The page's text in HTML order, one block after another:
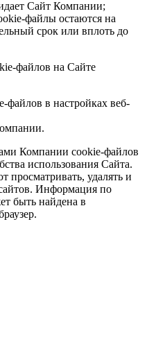
Сайт Компании;
файлы остаются на
срок или вплоть до
файлов на Сайте
файлов в настройках веб-
Компании cookie-файлов
использования Сайта.
просматривать, удалять и
Информация по
быть найдена в